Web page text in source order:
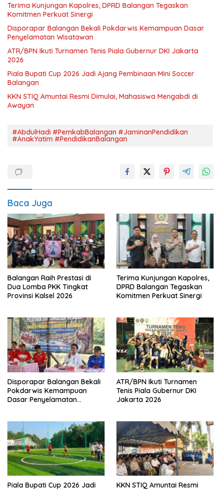
Terima Kunjungan Kapolres, DPRD Balangan Tegaskan
Komitmen Perkuat Sinergi
Disporapar Balangan Bekali Pokdarwis Kemampuan Dasar
Penyelamatan Wisatawan
ATR/BPN Ikuti Turnamen Tenis Piala Gubernur DKI Jakarta
2026
Piala Bupati Cup 2026 Jadi Ajang Pembinaan Mini Soccer
Balangan
KKN STIQ Amuntai Resmi Dimulai, Mahasiswa Mengabdi di
Awayan
#AbdulHadi #PemkabBalangan #JaminanPendidikan
#AnakYatim #PendidikanBalangan
Baca Juga
Balangan Raih Prestasi di
Dua Lomba PKK Tingkat
Provinsi Kalsel 2026
Terima Kunjungan Kapolres,
DPRD Balangan Tegaskan
Komitmen Perkuat Sinergi
Disporapar Balangan Bekali
Pokdarwis Kemampuan
Dasar Penyelamatan
ATR/BPN Ikuti Turnamen
Tenis Piala Gubernur DKI
Jakarta 2026
Piala Bupati Cup 2026 Jadi
KKN STIQ Amuntai Resmi